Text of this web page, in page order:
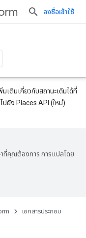
ลงชื่อเข้าใช้
เติมเกี่ยวกับสถานะเดิมได้ที่
ปยัง Places API (ใหม่)
าที่คุณต้องการ การแปลโดย
เอกสารประกอบ